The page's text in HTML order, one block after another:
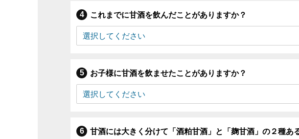
これまでに甘酒を飲んだことがありますか？
お子様に甘酒を飲ませたことがありますか？
甘酒には大きく分けて「酒粕甘酒」と「麹甘酒」の２種あ